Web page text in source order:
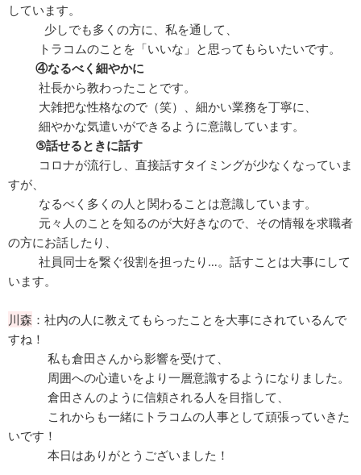
しています。
少しでも多くの方に、私を通して、
トラコムのことを「いいな」と思ってもらいたいです。
④なるべく細やかに
社長から教わったことです。
大雑把な性格なので（笑）、細かい業務を丁寧に、
細やかな気遣いができるように意識しています。
⑤話せるときに話す
コロナが流行し、直接話すタイミングが少なくなっていま
すが、
なるべく多くの人と関わることは意識しています。
元々人のことを知るのが大好きなので、その情報を求職者
の方にお話したり、
社員同士を繋ぐ役割を担ったり…。話すことは大事にして
います。
川森 ：社内の人に教えてもらったことを大事にされているんで
すね！
私も倉田さんから影響を受けて、
周囲への心遣いをより一層意識するようになりました。
倉田さんのように信頼される人を目指して、
これからも一緒にトラコムの人事として頑張っていきた
いです！
本日はありがとうございました！